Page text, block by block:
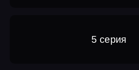
5 серия